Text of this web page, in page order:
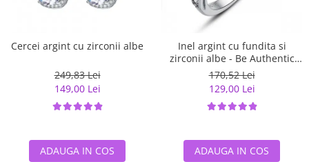
Cercei argint cu zirconii albe
249,83 Lei
149,00 Lei
ADAUGA IN COS
Inel argint cu fundita si
zirconii albe - Be Authentic
IST0007
170,52 Lei
129,00 Lei
ADAUGA IN COS